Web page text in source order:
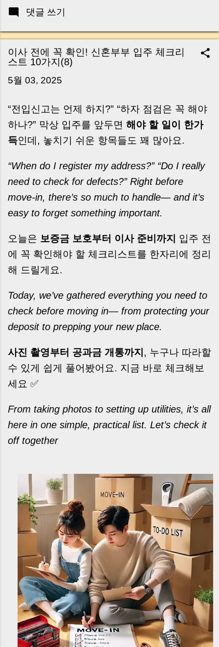
Safe If the Seller Has a Loan? 3 Must-Check
to Avoid MoneyLog Key Takeaway 혹시 이런 생
각 해보신 적 있으신가요? “잔금일… 그냥 돈 보내
고 끝나는 거 아닌가요?” 하지만 현장에서 보면 전
는 날’이 아니라, 수천만 원, 많게는 수억 원이 한
제가 중개 현장에서 겪었던 일입니다. 금요일 오후
3시, 이체 한도에 막혀 송금이 멈췄고 그 자리에서
계약이 무산될 뻔한 아찔한 상황이 있었습니다. 또
어떤 분은 이렇게 말씀하십니다. “내 대출인데 왜
고 도망가면 어떡하죠?” 이 모든 불안, 사실은 ‘구
조’를 몰라서 생기는 걱정입니다. 그래서 오늘은
잔금일에 실제로 돈이 어떻게 움직이는지, 왜 사고
가 나는지, 그리고 무엇을 꼭 준비해야 하는지 중
개 실무 기준으로 아주 쉽게 풀어드리겠습니다. 이
두려운 날이 아니라 “내 집을 완성하는 마지막 퍼
즐” 이 될 수 있습니다. | Introduction (Tap to
expand) Have you ever thought like this?
“Closing day…...
댓글 쓰기
이사 전에 꼭 확인! 신혼부부 입주 체크리
스트 10가지(8)
5월 03, 2025
“전입신고는 언제 하지?” “하자 점검은 꼭 해야
하나?” 막상 입주를 앞두면 해야 할 일이 한가
득인데, 놓치기 쉬운 항목들도 꽤 많아요.
“When do I register my address?” “Do I really
need to check for defects?” Right before
move-in, there’s so much to handle— and it’s
easy to forget something important.
오늘은 보증금 보호부터 이사 준비까지 입주 전
에 꼭 확인해야 할 체크리스트를 한자리에 정리
해 드릴게요.
Today, we’ve gathered everything you need to
check before moving in— from protecting your
deposit to prepping your new place.
사진 촬영부터 공과금 개통까지 , 누구나 따라할
수 있게 쉽게 풀어봤어요. 지금 바로 체크해보
세요 ✅
From taking photos to setting up utilities, it’s all
here in one simple, practical list. Let’s check it
off together